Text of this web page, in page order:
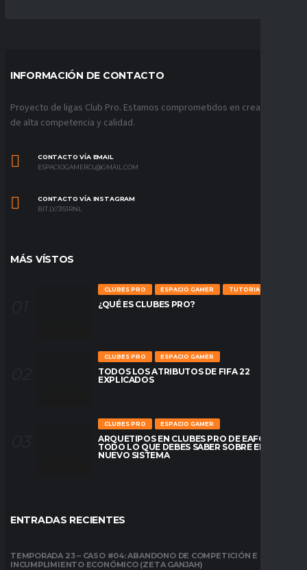
INFORMACIÓN DE CONTACTO
Proyecto de ligas Club Pro. Estamos comprometidos en crear ligas
de alta competencia y calidad.
CONTACTO VÍA EMAIL
ESPACIOGAMERCL@GMAIL.COM
CONTACTO VÍA INSTAGRAM
BIT.LY/31S1RNL
MÁS VÍSTOS
CLUBES PRO ESPACIO GAMER TUTORIALES
¿QUÉ ES CLUBES PRO?
CLUBES PRO ESPACIO GAMER
TODOS LOS ATRIBUTOS DE FIFA 22
EXPLICADOS
CLUBES PRO ESPACIO GAMER
ARQUETIPOS EN CLUBES PRO DE EAFC26:
TODO LO QUE DEBES SABER SOBRE EL
NUEVO SISTEMA
ENTRADAS RECIENTES
TEMPORADA 23 – CASO #04: ABANDONO DE COMPETICIÓN E
INCUMPLIMIENTO ECONÓMICO (ZETA GANJAH)